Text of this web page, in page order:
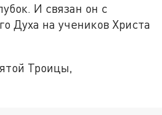
И связан он с
Духа на учеников Христа
Троицы,